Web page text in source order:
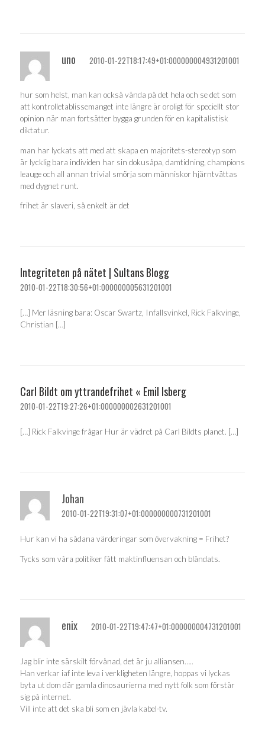
uno 2010-01-22T18:17:49+01:000000004931201001
hur som helst, man kan också vända på det hela och se det som
att kontrolletablissemanget inte längre är oroligt för speciellt stor
opinion när man fortsätter bygga grunden för en kapitalistisk
diktatur.
man har lyckats att med att skapa en majoritets-stereotyp som
är lycklig bara individen har sin dokusåpa, damtidning, champions
leauge och all annan trivial smörja som människor hjärntvättas
med dygnet runt.
frihet är slaveri, så enkelt är det
Integriteten på nätet | Sultans Blogg
2010-01-22T18:30:56+01:000000005631201001
[…] Mer läsning bara: Oscar Swartz, Infallsvinkel, Rick Falkvinge,
Christian […]
Carl Bildt om yttrandefrihet « Emil Isberg
2010-01-22T19:27:26+01:000000002631201001
[…] Rick Falkvinge frågar Hur är vädret på Carl Bildts planet. […]
Johan
2010-01-22T19:31:07+01:000000000731201001
Hur kan vi ha sådana värderingar som övervakning = Frihet?
Tycks som våra politiker fått maktinfluensan och bländats.
enix 2010-01-22T19:47:47+01:000000004731201001
Jag blir inte särskilt förvånad, det är ju alliansen…..
Han verkar iaf inte leva i verkligheten längre, hoppas vi lyckas
byta ut dom där gamla dinosaurierna med nytt folk som förstår
sig på internet.
Vill inte att det ska bli som en jävla kabel-tv.